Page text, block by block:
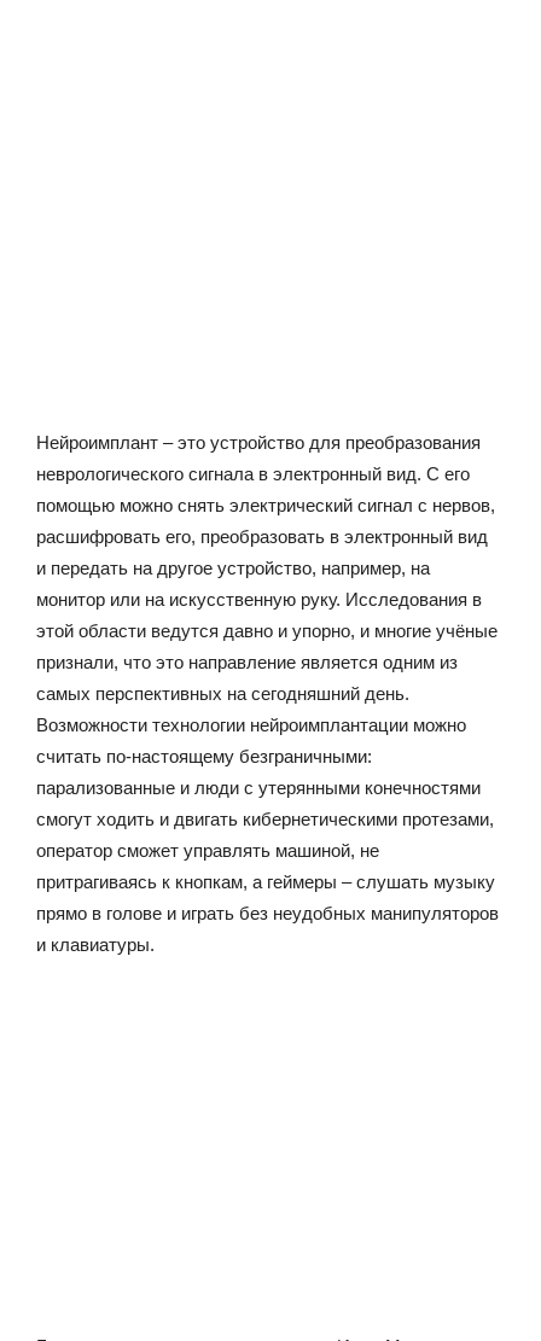
Нейроимплант – это устройство для преобразования
неврологического сигнала в электронный вид. С его
помощью можно снять электрический сигнал с нервов,
расшифровать его, преобразовать в электронный вид
и передать на другое устройство, например, на
монитор или на искусственную руку. Исследования в
этой области ведутся давно и упорно, и многие учёные
признали, что это направление является одним из
самых перспективных на сегодняшний день.
Возможности технологии нейроимплантации можно
считать по-настоящему безграничными:
парализованные и люди с утерянными конечностями
смогут ходить и двигать кибернетическими протезами,
оператор сможет управлять машиной, не
притрагиваясь к кнопкам, а геймеры – слушать музыку
прямо в голове и играть без неудобных манипуляторов
и клавиатуры.